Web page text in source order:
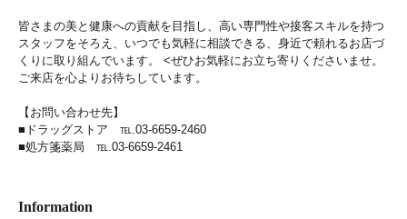
皆さまの美と健康への貢献を目指し、高い専門性や接客スキルを持つ
スタッフをそろえ、いつでも気軽に相談できる、身近で頼れるお店づ
くりに取り組んでいます。 <ぜひお気軽にお立ち寄りくださいませ。
ご来店を心よりお待ちしています。
【お問い合わせ先】
■ドラッグストア ℡.03-6659-2460
■処方箋薬局 ℡.03-6659-2461
Information